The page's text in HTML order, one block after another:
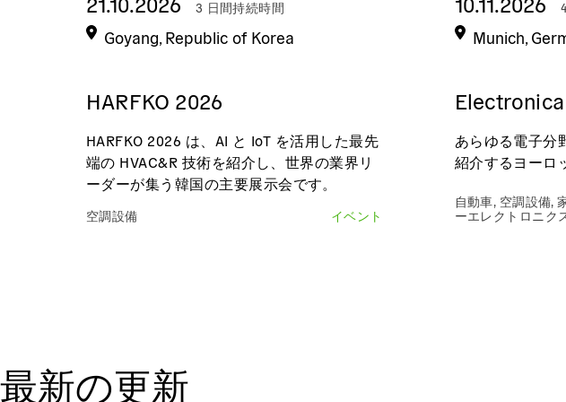
3 日間持続時間
Goyang, Republic of Korea
HARFKO 2026
HARFKO 2026 は、AI と IoT を活用した最先
端の HVAC&R 技術を紹介し、世界の業界リ
ーダーが集う韓国の主要展示会です。
空調設備 イベント
Munich,
あらゆる電子分
紹介するヨーロ
自動車, 空調設備,
ーエレクトロニク
最新の更新